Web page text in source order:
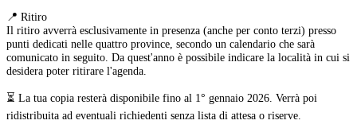
📍 Ritiro
Il ritiro avverrà esclusivamente in presenza (anche per conto terzi) presso
punti dedicati nelle quattro province, secondo un calendario che sarà
comunicato in seguito. Da quest'anno è possibile indicare la località in cui si
desidera poter ritirare l'agenda.
⏳ La tua copia resterà disponibile fino al 1° gennaio 2026. Verrà poi
ridistribuita ad eventuali richiedenti senza lista di attesa o riserve.